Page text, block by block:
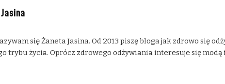
się Żaneta Jasina. Od 2013 piszę bloga jak zdrowo się
trybu życia. Oprócz zdrowego odżywiania interesuje się